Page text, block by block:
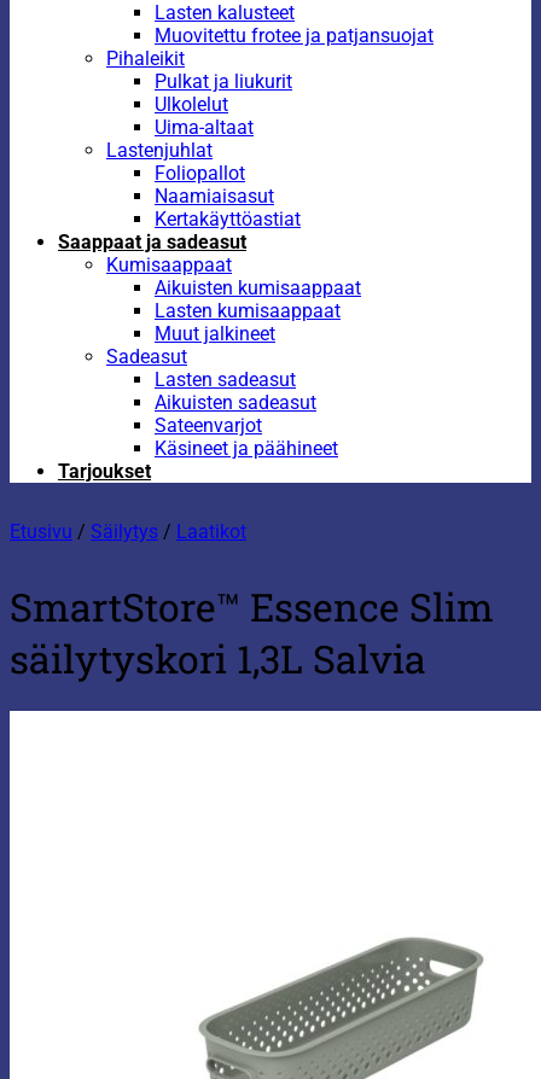
Lasten kalusteet
Muovitettu frotee ja patjansuojat
Pihaleikit
Pulkat ja liukurit
Ulkolelut
Uima-altaat
Lastenjuhlat
Foliopallot
Naamiaisasut
Kertakäyttöastiat
Saappaat ja sadeasut
Kumisaappaat
Aikuisten kumisaappaat
Lasten kumisaappaat
Muut jalkineet
Sadeasut
Lasten sadeasut
Aikuisten sadeasut
Sateenvarjot
Käsineet ja päähineet
Tarjoukset
Etusivu / Säilytys / Laatikot
SmartStore™ Essence Slim
säilytyskori 1,3L Salvia